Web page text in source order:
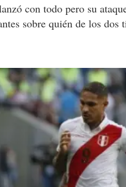
con todo pero su
sobre quién de los dos